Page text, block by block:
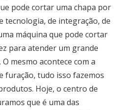
pode cortar uma chapa por
tecnologia, de integração, de
máquina que pode cortar
para atender um grande
mesmo acontece com a
furação, tudo isso fazemos
Hoje, o centro de
que é uma das